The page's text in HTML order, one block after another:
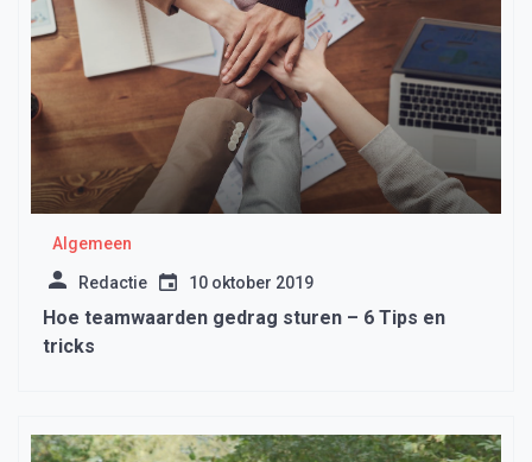
Algemeen
Redactie 10 oktober 2019
Hoe teamwaarden gedrag sturen – 6 Tips en
tricks